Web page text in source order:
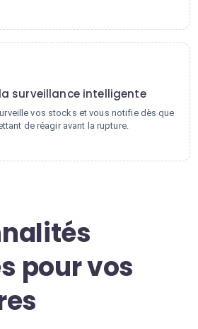
la surveillance intelligente
vos stocks et vous notifie dès que
de réagir avant la rupture.
pour vos